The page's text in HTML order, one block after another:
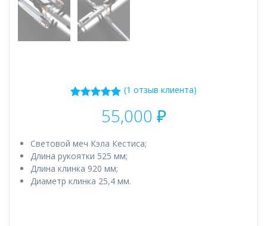
из 5 на
основе
пользователя
(1 отзыв клиента)
55,000 ₽
Cветовой меч Кэла Кестиса;
Длина рукоятки 525 мм;
Длина клинка 920 мм;
Диаметр клинка 25,4 мм.